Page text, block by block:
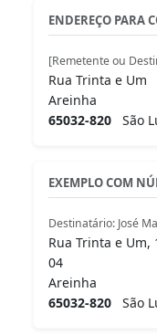
ENDEREÇO PARA
[Remetente ou
Rua Trinta e Um
Areinha
65032-820 São
EXEMPLO COM
Destinatário: José
Rua Trinta e Um,
04
Areinha
65032-820 São